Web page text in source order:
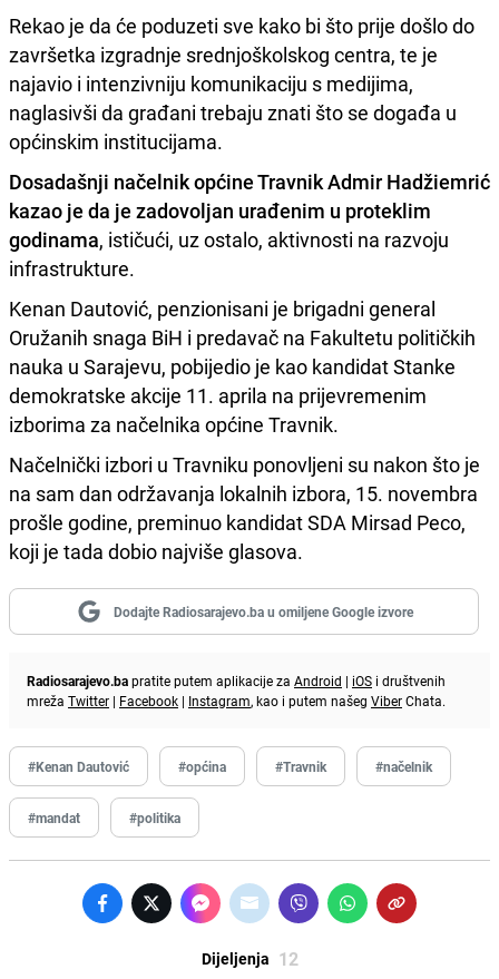
Rekao je da će poduzeti sve kako bi što prije došlo do
završetka izgradnje srednjoškolskog centra, te je
najavio i intenzivniju komunikaciju s medijima,
naglasivši da građani trebaju znati što se događa u
općinskim institucijama.
Dosadašnji načelnik općine Travnik Admir Hadžiemrić
kazao je da je zadovoljan urađenim u proteklim
godinama, ističući, uz ostalo, aktivnosti na razvoju
infrastrukture.
Kenan Dautović, penzionisani je brigadni general
Oružanih snaga BiH i predavač na Fakultetu političkih
nauka u Sarajevu, pobijedio je kao kandidat Stanke
demokratske akcije 11. aprila na prijevremenim
izborima za načelnika općine Travnik.
Načelnički izbori u Travniku ponovljeni su nakon što je
na sam dan održavanja lokalnih izbora, 15. novembra
prošle godine, preminuo kandidat SDA Mirsad Peco,
koji je tada dobio najviše glasova.
Dodajte Radiosarajevo.ba u omiljene Google izvore
Radiosarajevo.bapratite putem aplikacije za Android | iOS i društvenih
mreža Twitter | Facebook | Instagram, kao i putem našeg ViberChata.
#Kenan Dautović #općina #Travnik #načelnik
#mandat #politika
Dijeljenja 12